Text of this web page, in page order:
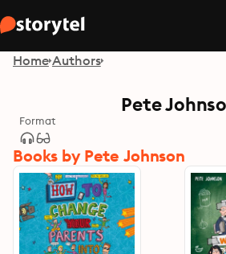
Home Authors
Pete
Format
Books by Pete Johnson